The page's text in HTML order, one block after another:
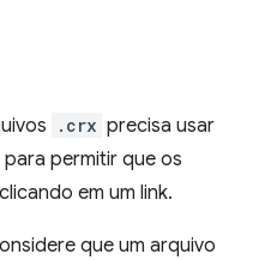
.crx precisa usar
permitir que os
em um link.
que um arquivo